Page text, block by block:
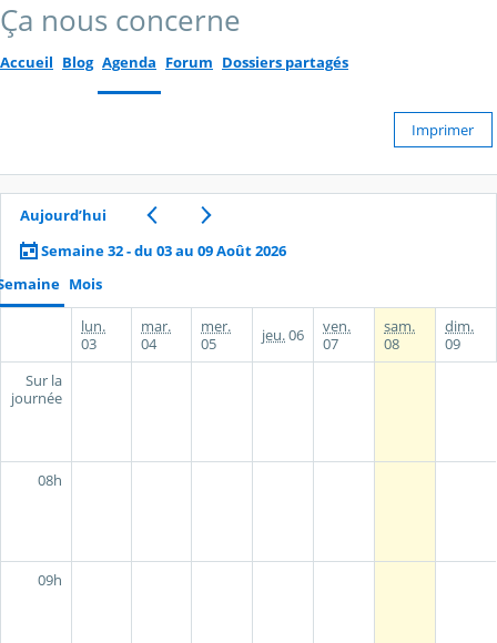
Ça nous concerne
Accueil Blog Agenda Forum Dossiers partagés
Imprimer
Aujourd’hui
Semaine 32 - du 03 au 09 Août 2026
Mois
lun.
03
mar.
04
mer.
05
jeu.06
ven.
07
sam.
08
dim.
09
Sur la
journée
08h
09h